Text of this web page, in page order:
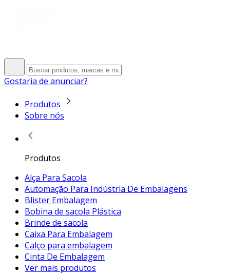
Gostaria de anunciar?
Produtos
Sobre nós
Produtos
Alça Para Sacola
Automação Para Indústria De Embalagens
Blister Embalagem
Bobina de sacola Plástica
Brinde de sacola
Caixa Para Embalagem
Calço para embalagem
Cinta De Embalagem
Ver mais produtos